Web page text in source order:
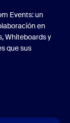
Events: un
en
Whiteboards y
que sus